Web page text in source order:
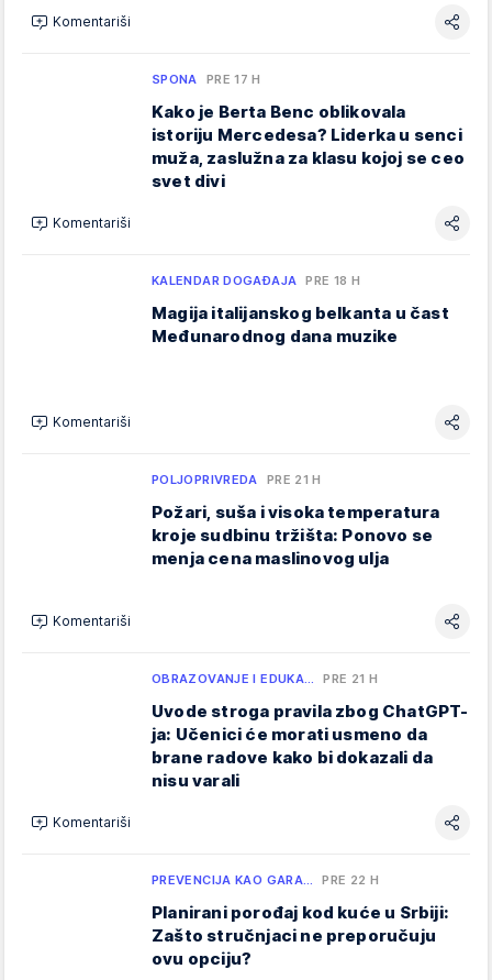
Komentariši
SPONA PRE 17 H
Kako je Berta Benc oblikovala
istoriju Mercedesa? Liderka u senci
muža, zaslužna za klasu kojoj se ceo
svet divi
Komentariši
KALENDAR DOGAĐAJA PRE 18 H
Magija italijanskog belkanta u čast
Međunarodnog dana muzike
Komentariši
POLJOPRIVREDA PRE 21 H
Požari, suša i visoka temperatura
kroje sudbinu tržišta: Ponovo se
menja cena maslinovog ulja
Komentariši
OBRAZOVANJE I EDUKA… PRE 21 H
Uvode stroga pravila zbog ChatGPT-
ja: Učenici će morati usmeno da
brane radove kako bi dokazali da
nisu varali
Komentariši
PREVENCIJA KAO GARA… PRE 22 H
Planirani porođaj kod kuće u Srbiji:
Zašto stručnjaci ne preporučuju
ovu opciju?